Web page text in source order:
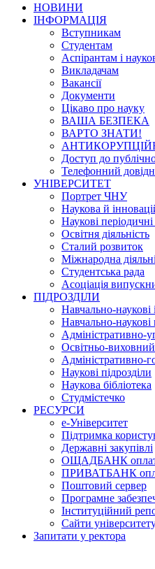
НОВИНИ
ІНФОРМАЦІЯ
Вступникам
Студентам
Аспірантам і
Викладачам
Вакансії
Документи
Цікаво про науку
ВАША БЕЗПЕКА
ВАРТО ЗНАТИ!
Доступ до
Телефонний
УНІВЕРСИТЕТ
Портрет ЧНУ
Наукова й
Наукові
Освітня діяльність
Сталий розвиток
Міжнародна
Студентська рада
Асоціація
ПІДРОЗДІЛИ
Навчально-наукові
Навчально-наукові
Адміністративно-
Освітньо-
Адміністративно-
Наукові підрозділи
Наукова бібліотека
Студмістечко
РЕСУРСИ
е-Університет
Підтримка
Державні закупівлі
ОЩАДБАНК
ПРИВАТБАНК
Поштовий сервер
Програмне
Інституційний
Сайти
Запитати у ректора